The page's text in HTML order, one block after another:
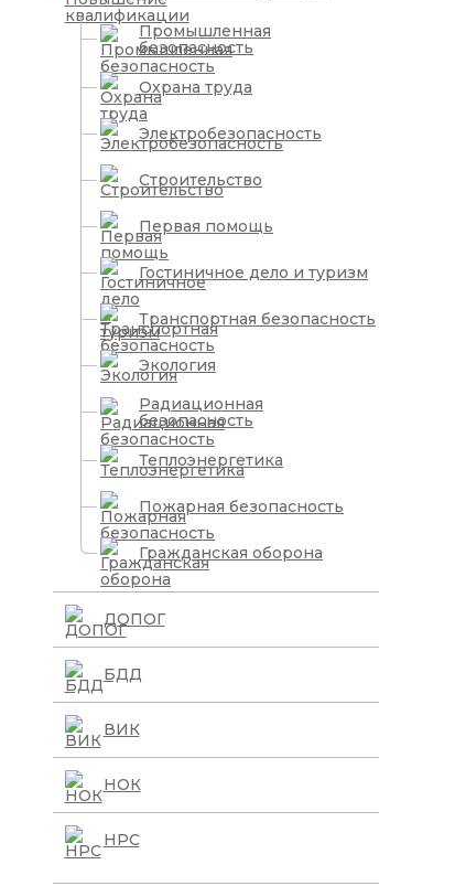
Промышленная
безопасность
Охрана труда
Электробезопасность
Строительство
Первая помощь
Гостиничное дело и туризм
Транспортная безопасность
Экология
Радиационная
безопасность
Теплоэнергетика
Пожарная безопасность
Гражданская оборона
ДОПОГ
БДД
ВИК
НОК
НРС